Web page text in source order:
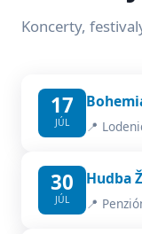
Koncerty,
17
JÚL 📍
30
JÚL
Hudba
📍